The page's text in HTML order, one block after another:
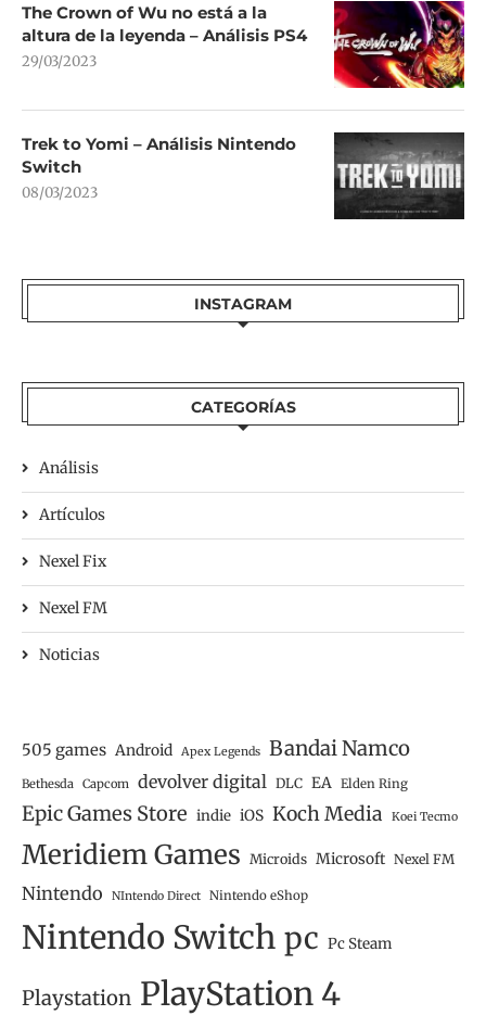
The Crown of Wu no está a la
altura de la leyenda – Análisis PS4
29/03/2023
Trek to Yomi – Análisis Nintendo
Switch
08/03/2023
INSTAGRAM
CATEGORÍAS
Análisis
Artículos
Nexel Fix
Nexel FM
Noticias
505 games Android Apex Legends Bandai Namco
Bethesda Capcom devolver digital DLC EA Elden Ring
Epic Games Store indie iOS Koch Media Koei Tecmo
Meridiem Games Microids Microsoft Nexel FM
Nintendo NIntendo Direct Nintendo eShop
Nintendo Switch pc Pc Steam
Playstation PlayStation 4